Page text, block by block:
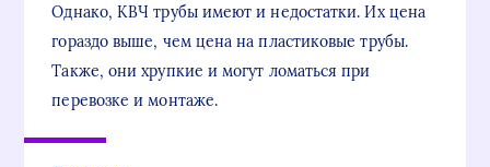
Однако, КВЧ трубы имеют и недостатки. Их цена
гораздо выше, чем цена на пластиковые трубы.
Также, они хрупкие и могут ломаться при
перевозке и монтаже.